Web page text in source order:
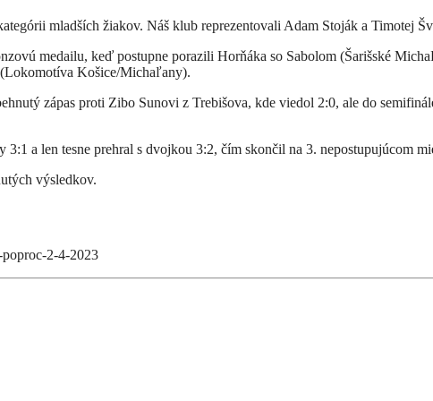
mladších žiakov. Náš klub reprezentovali Adam Stoják a Timotej
medailu, keď postupne porazili Horňáka so Sabolom (Šarišské
Košice/Michaľany).
zápas proti Zibo Sunovi z Trebišova, kde viedol 2:0, ale do
a len tesne prehral s dvojkou 3:2, čím skončil na 3. nepostupujúcom
výsledkov.
2-4-2023